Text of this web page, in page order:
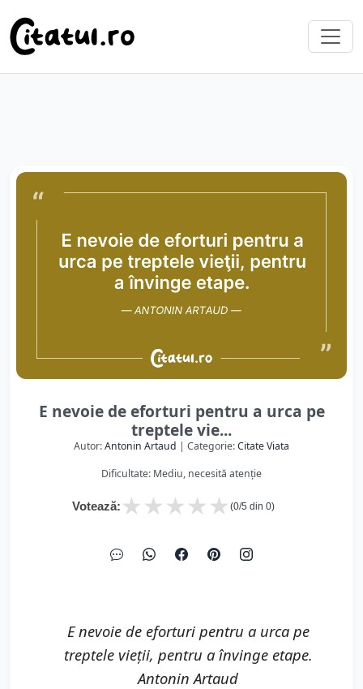
E nevoie de eforturi pentru a urca pe
treptele vie...
Autor:Antonin Artaud | Categorie:Citate Viata
Dificultate: Mediu, necesită atenție
Votează: ★
★
★
★
★ (0/5 din 0)
E nevoie de eforturi pentru a urca pe
treptele vieţii, pentru a învinge etape.
Antonin Artaud